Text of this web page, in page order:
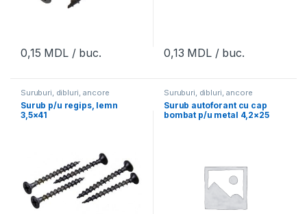
0,15 MDL/ buc. 0,13 MDL/ buc.
Suruburi, dibluri, ancore
Surub p/u regips, lemn
3,5×41
Suruburi, dibluri, ancore
Surub autoforant cu cap
bombat p/u metal 4,2×25